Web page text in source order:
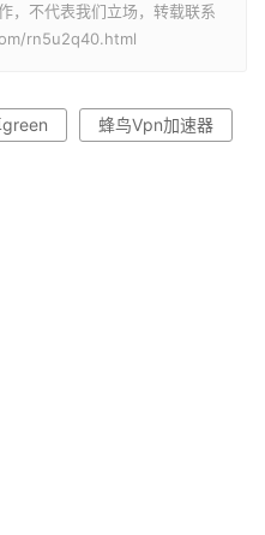
，不代表我们立场，转载联系
rn5u2q40.html
蜂鸟Ⅴpn加速器